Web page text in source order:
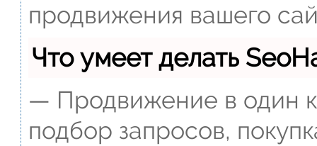
продвижения вашего
Что умеет делать
— Продвижение в один
подбор запросов,